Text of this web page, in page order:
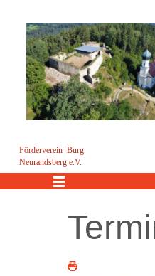
Förderverein Burg
Neurandsberg e.V.